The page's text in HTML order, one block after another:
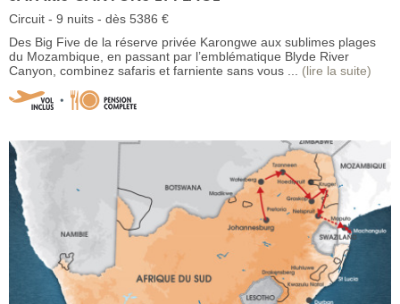
Circuit - 9 nuits - dès 5386 €
Des Big Five de la réserve privée Karongwe aux sublimes plages
du Mozambique, en passant par l’emblématique Blyde River
Canyon, combinez safaris et farniente sans vous ... (lire la suite)